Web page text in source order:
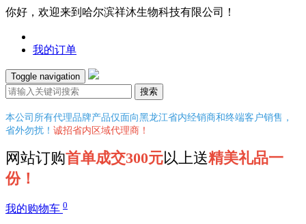
你好，欢迎来到哈尔滨祥沐生物科技有限公司！
我的订单
Toggle navigation
搜索
本公司所有代理品牌产品仅面向黑龙江省内经销商和终端客户销售，
省外勿扰！ 诚招省内区域代理商！
网站订购首单成交300元以上送精美礼品一
份！
我的购物车 0